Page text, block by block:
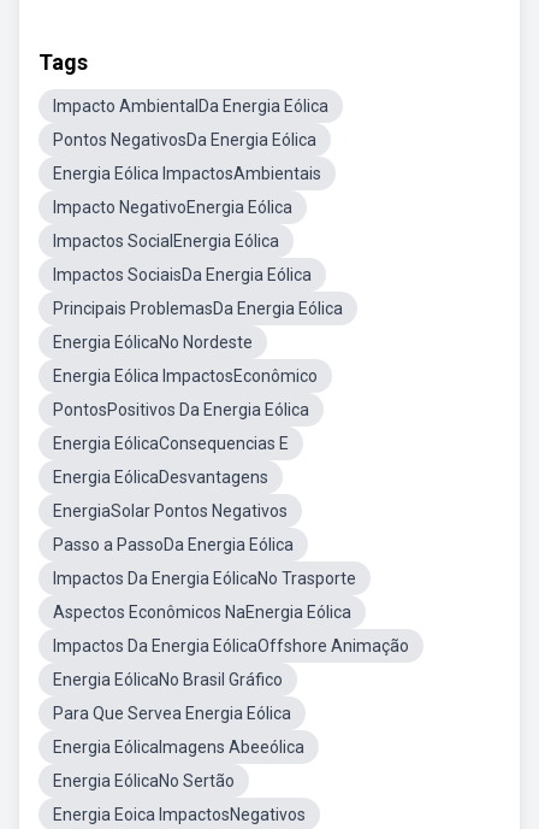
Tags
Impacto AmbientalDa Energia Eólica
Pontos NegativosDa Energia Eólica
Energia Eólica ImpactosAmbientais
Impacto NegativoEnergia Eólica
Impactos SocialEnergia Eólica
Impactos SociaisDa Energia Eólica
Principais ProblemasDa Energia Eólica
Energia EólicaNo Nordeste
Energia Eólica ImpactosEconômico
PontosPositivos Da Energia Eólica
Energia EólicaConsequencias E
Energia EólicaDesvantagens
EnergiaSolar Pontos Negativos
Passo a PassoDa Energia Eólica
Impactos Da Energia EólicaNo Trasporte
Aspectos Econômicos NaEnergia Eólica
Impactos Da Energia EólicaOffshore Animação
Energia EólicaNo Brasil Gráfico
Para Que Servea Energia Eólica
Energia EólicaImagens Abeeólica
Energia EólicaNo Sertão
Energia Eoica ImpactosNegativos